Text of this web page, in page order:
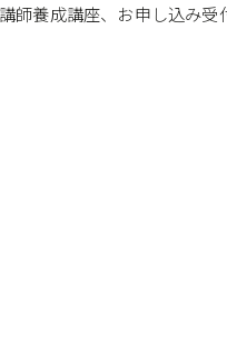
師養成講座、お申し込み受